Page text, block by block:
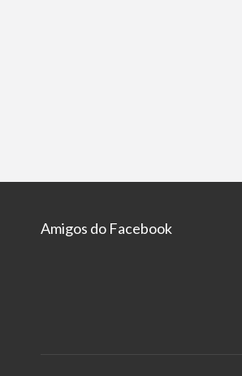
Amigos do Facebook